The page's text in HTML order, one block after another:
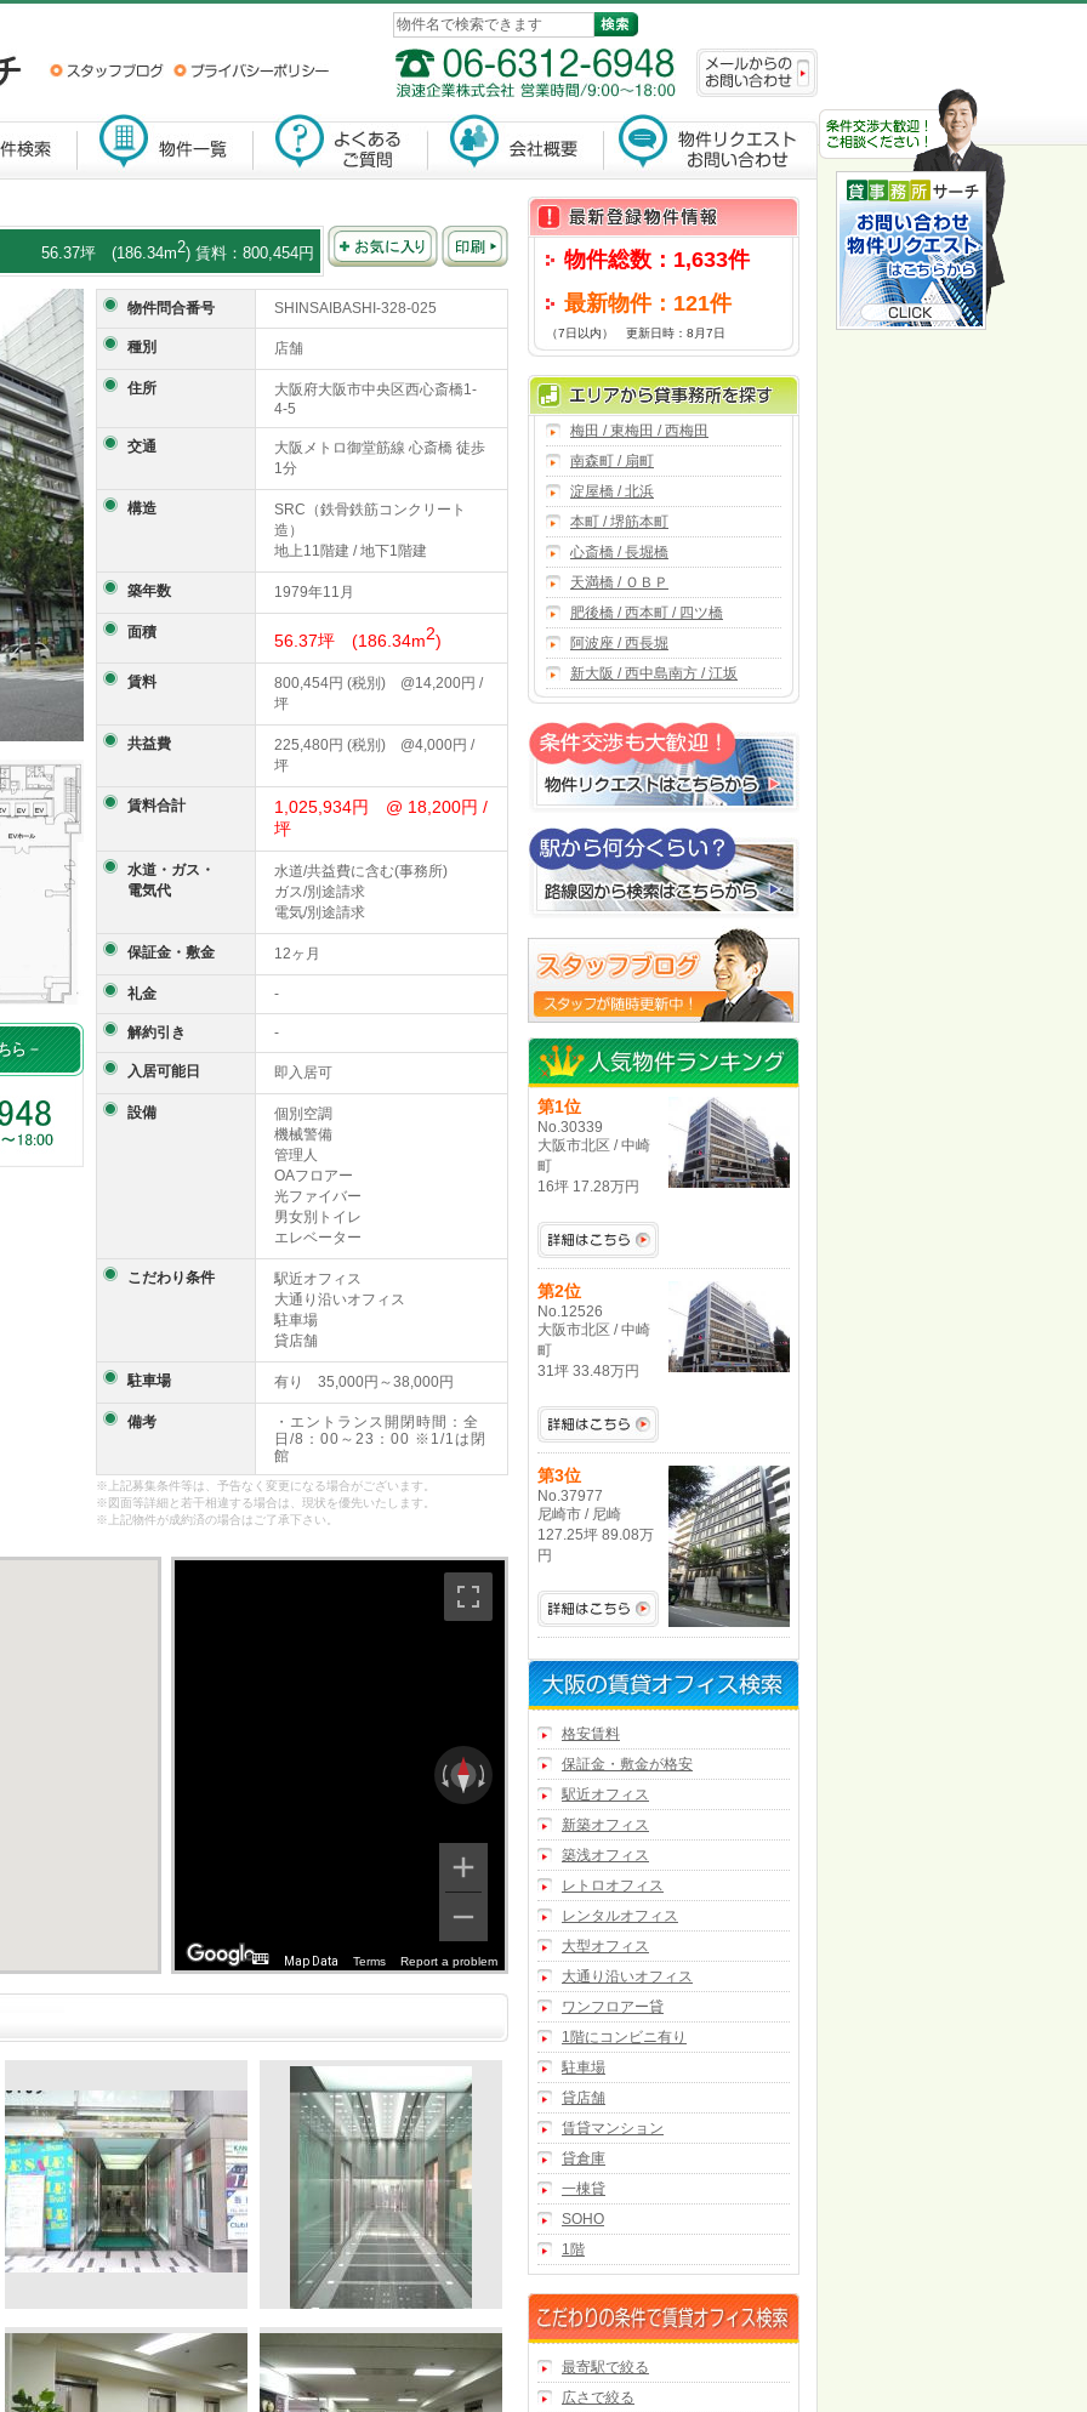
56.37坪 (186.34m2) 賃料：800,454円
物件問合番号 SHINSAIBASHI-328-025
種別 店舗
住所
大阪府大阪市中央区西心斎橋1-
4-5
交通
大阪メトロ御堂筋線 心斎橋 徒歩
1分
構造
SRC（鉄骨鉄筋コンクリート
造）
地上11階建 / 地下1階建
築年数 1979年11月
面積 56.37坪 (186.34m2)
賃料
800,454円 (税別) @14,200円 /
坪
共益費
225,480円 (税別) @4,000円 /
坪
賃料合計
1,025,934円 @ 18,200円 /
坪
水道・ガス・
電気代
水道/共益費に含む(事務所)
ガス/別途請求
電気/別途請求
保証金・敷金 12ヶ月
礼金 -
解約引き -
入居可能日 即入居可
設備
個別空調
機械警備
管理人
OAフロアー
光ファイバー
男女別トイレ
エレベーター
こだわり条件
駅近オフィス
大通り沿いオフィス
駐車場
貸店舗
駐車場 有り 35,000円～38,000円
備考
・エントランス開閉時間：全
日/8：00～23：00 ※1/1は閉
館
※上記募集条件等は、予告なく変更になる場合がございます。
※図面等詳細と若干相違する場合は、現状を優先いたします。
※上記物件が成約済の場合はご了承下さい。
Map Data Terms Report a problem
物件総数：1,633件
最新物件：121件
（7日以内） 更新日時：8月7日
梅田 / 東梅田 / 西梅田
南森町 / 扇町
淀屋橋 / 北浜
本町 / 堺筋本町
心斎橋 / 長堀橋
天満橋 / ＯＢＰ
肥後橋 / 西本町 / 四ツ橋
阿波座 / 西長堀
新大阪 / 西中島南方 / 江坂
第1位
No.30339
大阪市北区 / 中崎
町
16坪 17.28万円
第2位
No.12526
大阪市北区 / 中崎
町
31坪 33.48万円
第3位
No.37977
尼崎市 / 尼崎
127.25坪 89.08万
円
格安賃料
保証金・敷金が格安
駅近オフィス
新築オフィス
築浅オフィス
レトロオフィス
レンタルオフィス
大型オフィス
大通り沿いオフィス
ワンフロアー貸
1階にコンビニ有り
駐車場
貸店舗
賃貸マンション
貸倉庫
一棟貸
SOHO
1階
最寄駅で絞る
広さで絞る